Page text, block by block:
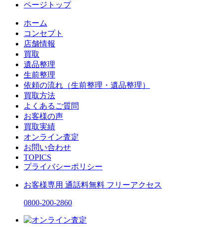
ページトップ
ホーム
コンセプト
店舗情報
買取
遺品整理
生前整理
依頼の流れ（生前整理・遺品整理）
買取方法
よくあるご質問
お客様の声
買取実績
オンライン査定
お問い合わせ
TOPICS
プライバシーポリシー
お客様専用 通話料無料 フリーアクセス
0800-200-2860